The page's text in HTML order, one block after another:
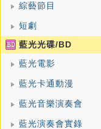
綜藝節目
短劇
藍光光碟/BD
藍光電影
藍光卡通動漫
藍光音樂演奏會
藍光演奏會實錄